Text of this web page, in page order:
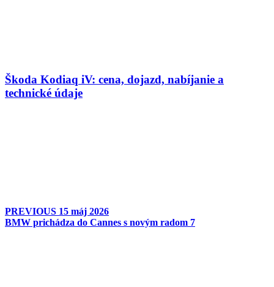
Škoda Kodiaq iV: cena, dojazd, nabíjanie a
technické údaje
PREVIOUS 15 máj 2026
BMW prichádza do Cannes s novým radom 7